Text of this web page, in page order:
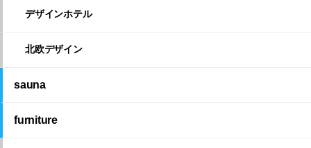
デザインホテル
北欧デザイン
sauna
furniture